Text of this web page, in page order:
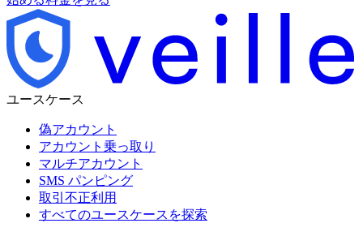
ユースケース
偽アカウント
アカウント乗っ取り
マルチアカウント
SMS パンピング
取引不正利用
すべてのユースケースを探索